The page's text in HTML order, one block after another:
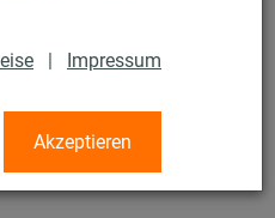
| Impressum
Akzeptieren